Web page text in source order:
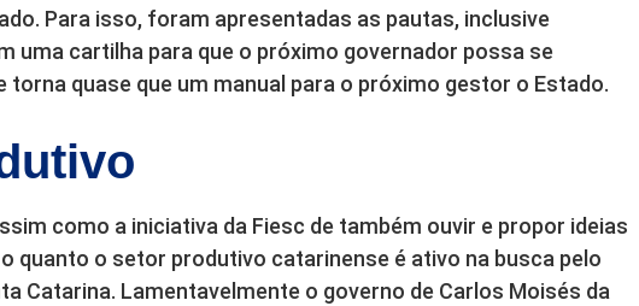
Para isso, foram apresentadas as pautas, inclusive
uma cartilha para que o próximo governador possa se
torna quase que um manual para o próximo gestor o Estado.
como a iniciativa da Fiesc de também ouvir e propor ideias
quanto o setor produtivo catarinense é ativo na busca pelo
Catarina. Lamentavelmente o governo de Carlos Moisés da